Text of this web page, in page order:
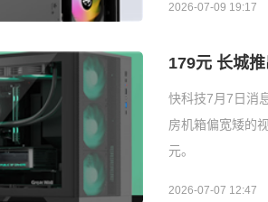
2026-07-09 19:17
179元 长城
快科技7月7日消
房机箱偏宽矮的
元。
2026-07-07 12:47